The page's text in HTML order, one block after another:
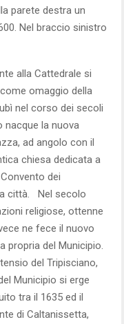
parete destra un
Nel braccio sinistro
alla Cattedrale si
omaggio della
nel corso dei secoli
nacque la nuova
ad angolo con il
chiesa dedicata a
dei
città. Nel secolo
religiose, ottenne
ne fece il nuovo
propria del Municipio.
del Tripisciano,
Municipio si erge
tra il 1635 ed il
di Caltanissetta,